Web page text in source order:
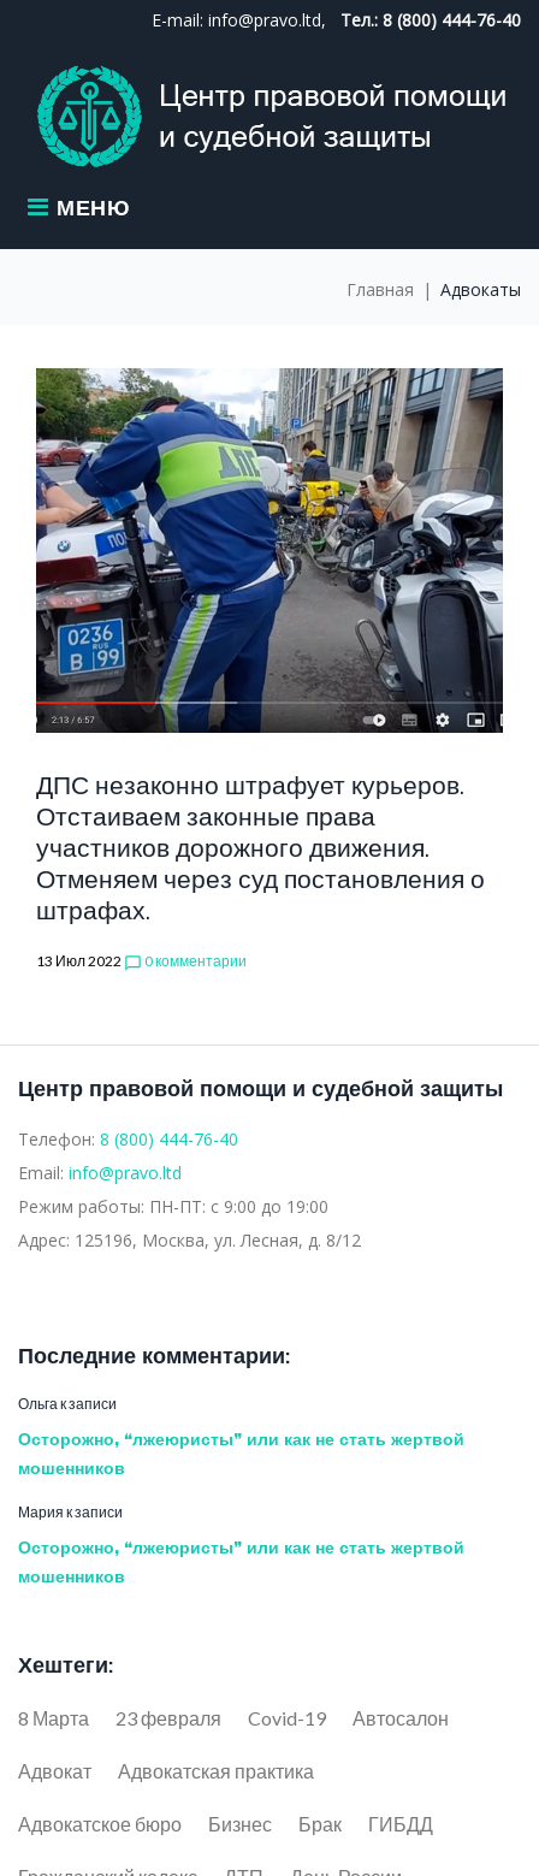
content
E-mail: info@pravo.ltd, Тел.: 8 (800) 444-76-40
МЕНЮ
Главная | Адвокаты
МЕТКА:
АДВОКАТЫ
ДПС незаконно штрафует курьеров.
Отстаиваем законные права
участников дорожного движения.
Отменяем через суд постановления о
штрафах.
13 Июл 2022 chat_bubble_outline 0 комментарии
Центр правовой помощи и судебной защиты
Телефон: 8 (800) 444-76-40
Email: info@pravo.ltd
Режим работы: ПН-ПТ: с 9:00 до 19:00
Адрес: 125196, Москва, ул. Лесная, д. 8/12
Последние комментарии:
Ольгак записи
Осторожно, “лжеюристы” или как не стать жертвой
мошенников
Мария к записи
Осторожно, “лжеюристы” или как не стать жертвой
мошенников
Хештеги:
8 Марта 23 февраля Covid-19 Автосалон
Адвокат Адвокатская практика
Адвокатское бюро Бизнес Брак ГИБДД